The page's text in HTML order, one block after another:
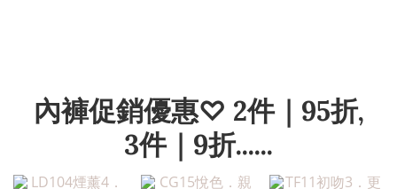
內褲促銷優惠♡ 2件｜95折,
3件｜9折......